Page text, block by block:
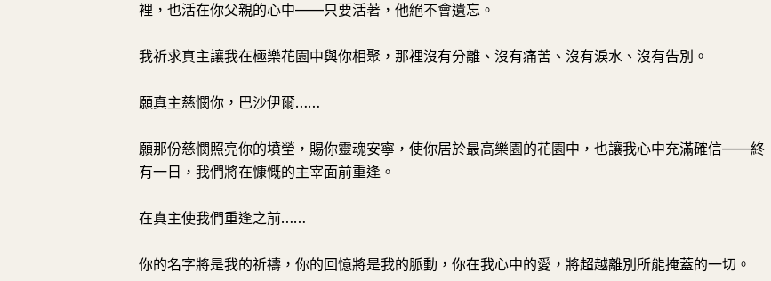
裡，也活在你父親的心中——只要活著，他絕不會遺忘。
我祈求真主讓我在極樂花園中與你相聚，那裡沒有分離、沒有痛苦、沒有淚水、沒有告別。
願真主慈憫你，巴沙伊爾……
願那份慈憫照亮你的墳塋，賜你靈魂安寧，使你居於最高樂園的花園中，也讓我心中充滿確信——終
有一日，我們將在慷慨的主宰面前重逢。
在真主使我們重逢之前……
你的名字將是我的祈禱，你的回憶將是我的脈動，你在我心中的愛，將超越離別所能掩蓋的一切。